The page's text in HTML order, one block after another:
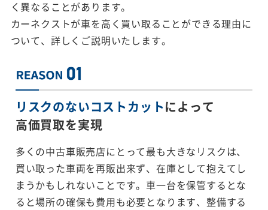
く異なることがあります。
カーネクストが車を高く買い取ることができる理由に
ついて、詳しくご説明いたします。
リスクのないコストカットによって
高価買取を実現
多くの中古車販売店にとって最も大きなリスクは、
買い取った車両を再販出来ず、在庫として抱えてし
まうかもしれないことです。車一台を保管するとな
ると場所の確保も費用も必要となります、整備する